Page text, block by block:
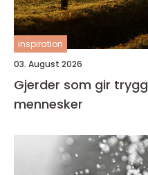
inspiration
03. August 2026
Gjerder som gir
mennesker